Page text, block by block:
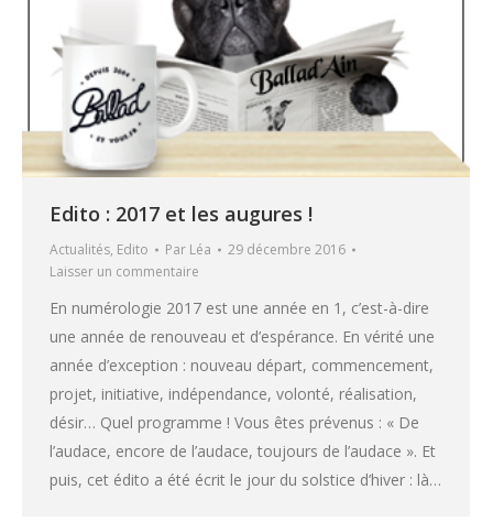
Edito : 2017 et les augures !
Actualités, Edito Par Léa
29 décembre 2016
Laisser un commentaire
En numérologie 2017 est une année en 1, c’est-à-dire
une année de renouveau et d’espérance. En vérité une
année d’exception : nouveau départ, commencement,
projet, initiative, indépendance, volonté, réalisation,
désir… Quel programme ! Vous êtes prévenus : « De
l’audace, encore de l’audace, toujours de l’audace ». Et
puis, cet édito a été écrit le jour du solstice d’hiver : là…